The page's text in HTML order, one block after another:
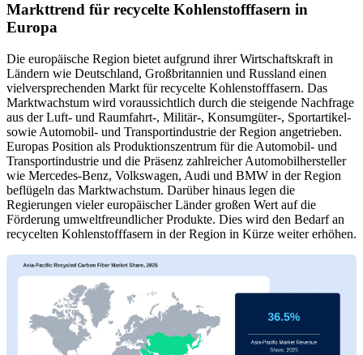
Markttrend für recycelte Kohlenstofffasern in
Europa
Die europäische Region bietet aufgrund ihrer Wirtschaftskraft in
Ländern wie Deutschland, Großbritannien und Russland einen
vielversprechenden Markt für recycelte Kohlenstofffasern. Das
Marktwachstum wird voraussichtlich durch die steigende Nachfrage
aus der Luft- und Raumfahrt-, Militär-, Konsumgüter-, Sportartikel-
sowie Automobil- und Transportindustrie der Region angetrieben.
Europas Position als Produktionszentrum für die Automobil- und
Transportindustrie und die Präsenz zahlreicher Automobilhersteller
wie Mercedes-Benz, Volkswagen, Audi und BMW in der Region
beflügeln das Marktwachstum. Darüber hinaus legen die
Regierungen vieler europäischer Länder großen Wert auf die
Förderung umweltfreundlicher Produkte. Dies wird den Bedarf an
recycelten Kohlenstofffasern in der Region in Kürze weiter erhöhen.